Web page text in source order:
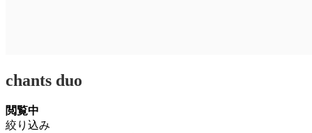
chants duo
閲覧中
絞り込み